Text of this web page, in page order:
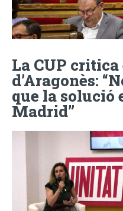
La CUP
d’Aragonès:
que la solució
Madrid”